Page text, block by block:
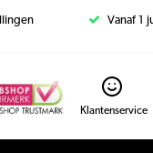
Vanaf 1
Klantenservice